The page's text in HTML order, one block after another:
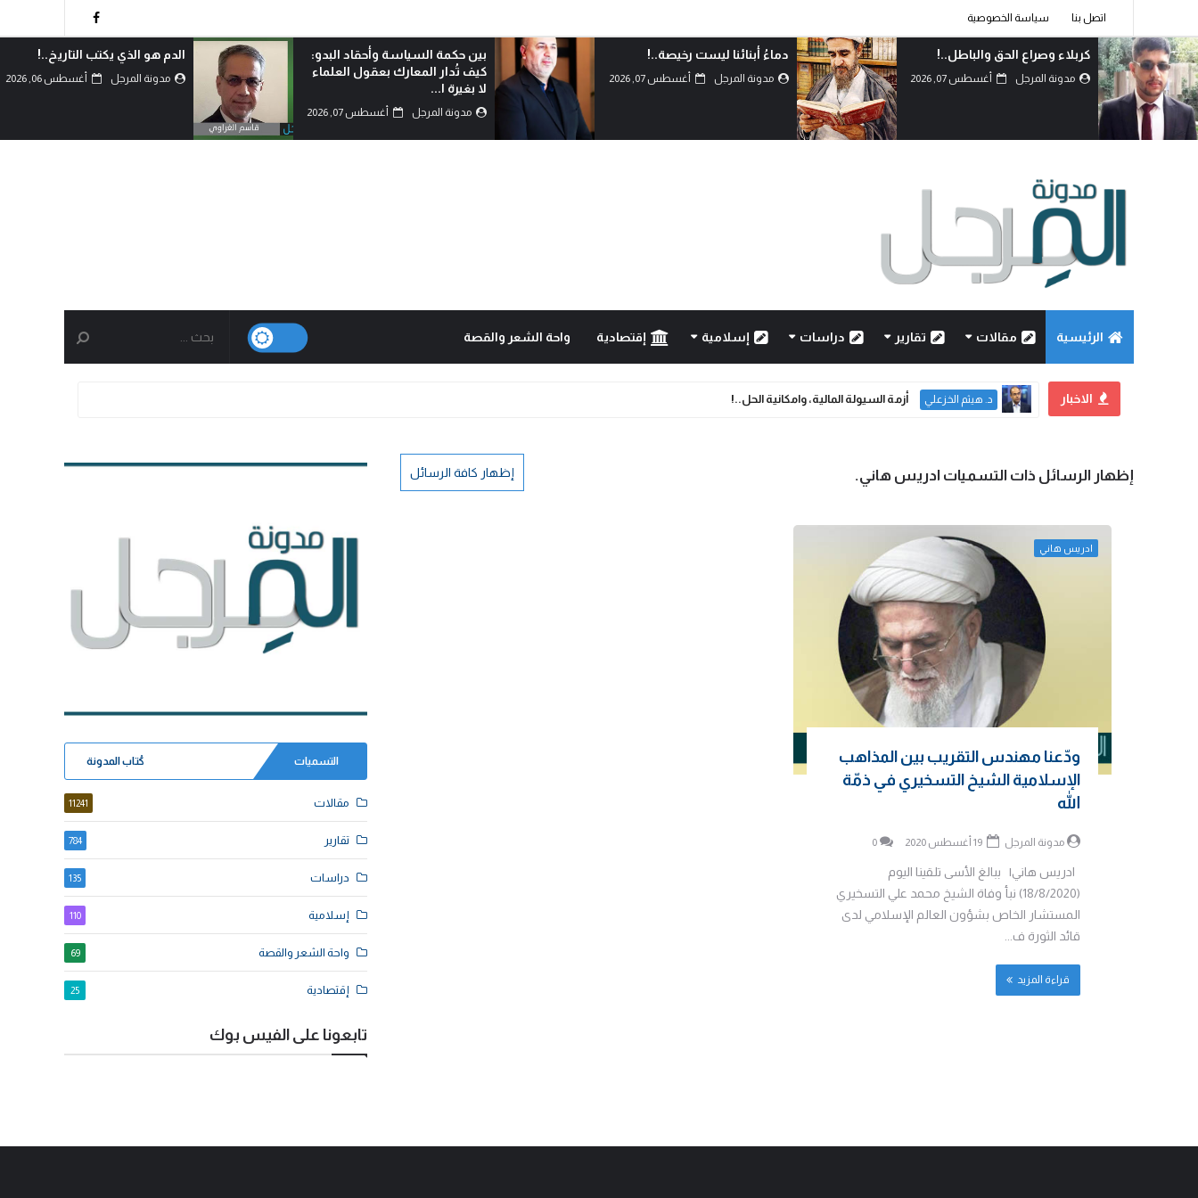
اتصل بنا سياسة الخصوصية
كربلاء وصراع الحق والباطل..!
مدونة المرجل أغسطس 07, 2026
دماءُ أبنائنا ليست رخيصة..!
مدونة المرجل أغسطس 07, 2026
بين حكمة السياسة وأحقاد البدو:
كيف تُدار المعارك بعقول العلماء
لا بغيرة ا...
مدونة المرجل أغسطس 07, 2026
الدم هو الذي يكتب التاريخ..!
مدونة المرجل أغسطس 06, 2026
الرئيسية مقالات تقارير دراسات إسلامية إقتصادية واحة الشعر والقصة
الاخبار د. هيثم الخزعلي أزمة السيولة المالية، وامكانية الحل..!
‏إظهار الرسائل ذات التسميات ادريس هاني. إظهار كافة الرسائل
ادريس هاني
ودّعنا مهندس التقريب بين المذاهب
الإسلامية الشيخ التسخيري في ذمّة
الله
مدونة المرجل 0
ادريس هاني| ببالغ الأسى تلقينا اليوم
(18/8/2020) نبأ وفاة الشيخ محمد علي التسخيري
المستشار الخاص بشؤون العالم الإسلامي لدى
قائد الثورة ف...
قراءة المزيد
التسميات كُتاب المدونة
مقالات 11241
تقارير 784
دراسات 135
إسلامية 110
واحة الشعر والقصة 69
إقتصادية 25
تابعونا على الفيس بوك